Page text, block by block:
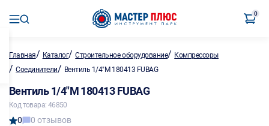
0
Главная/ Каталог/Строительное оборудование/ Компрессоры
/ Соединители/ Вентиль 1/4"M 180413 FUBAG
Вентиль 1/4"M 180413 FUBAG
Код товара: 46850
0 0 отзывов